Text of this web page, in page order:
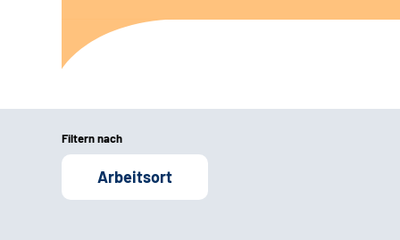
Filtern nach
Arbeitsort